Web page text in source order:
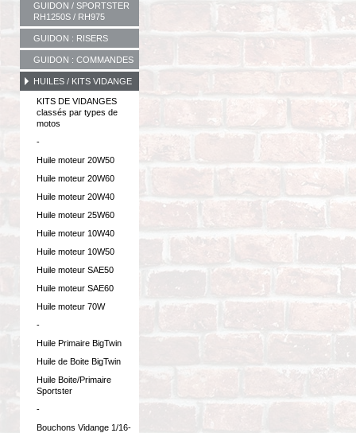
GUIDON / SPORTSTER
RH1250S / RH975
GUIDON : RISERS
GUIDON : COMMANDES
HUILES / KITS VIDANGE
KITS DE VIDANGES
classés par types de
motos
-
Huile moteur 20W50
Huile moteur 20W60
Huile moteur 20W40
Huile moteur 25W60
Huile moteur 10W40
Huile moteur 10W50
Huile moteur SAE50
Huile moteur SAE60
Huile moteur 70W
-
Huile Primaire BigTwin
Huile de Boite BigTwin
Huile Boite/Primaire
Sportster
-
Bouchons Vidange 1/16-